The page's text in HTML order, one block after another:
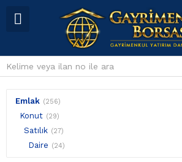
Emlak (256)
Konut (29)
Satılık (27)
Daire (24)